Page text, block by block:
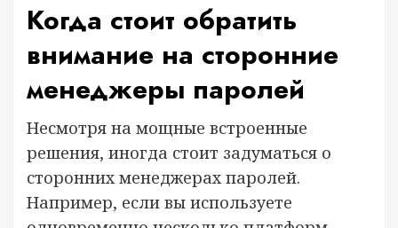
Когда стоит обратить
внимание на сторонние
менеджеры паролей
Несмотря на мощные встроенные
решения, иногда стоит задуматься о
сторонних менеджерах паролей.
Например, если вы используете